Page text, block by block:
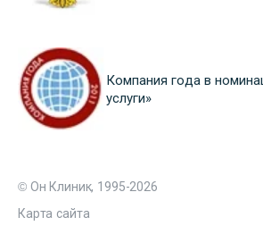
Компания года в
услуги»
© Он Клиник, 1995-2026
Карта сайта